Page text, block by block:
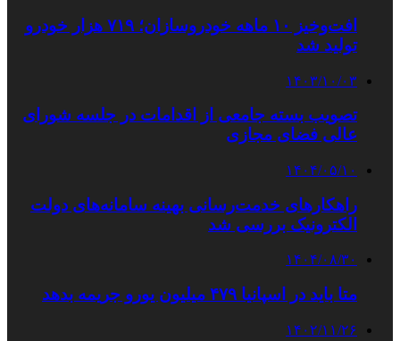
افت‌وخیز ۱۰ ماهه خودروسازان؛ ۷۱۹ هزار خودرو
تولید شد
۱۴۰۳/۱۰/۰۳
تصویب بسته جامعی از اقدامات در جلسه شورای
عالی فضای مجازی
۱۴۰۴/۰۵/۱۰
راهکارهای خدمت‌رسانی بهینه سامانه‌های دولت
الکترونیک بررسی شد
۱۴۰۴/۰۸/۳۰
متا باید در اسپانیا ۴۷۹ میلیون یورو جریمه بدهد
۱۴۰۲/۱۱/۲۶